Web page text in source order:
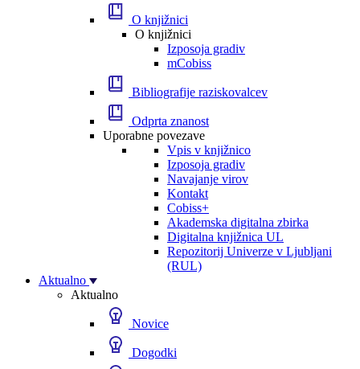
O knjižnici
O knjižnici
Izposoja gradiv
mCobiss
Bibliografije raziskovalcev
Odprta znanost
Uporabne povezave
Vpis v knjižnico
Izposoja gradiv
Navajanje virov
Kontakt
Cobiss+
Akademska digitalna zbirka
Digitalna knjižnica UL
Repozitorij Univerze v Ljubljani
(RUL)
Aktualno
Aktualno
Novice
Dogodki